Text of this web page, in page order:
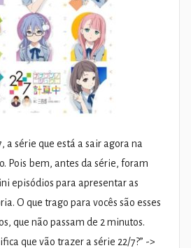
a série que está a sair agora na
Pois bem, antes da série, foram
episódios para apresentar as
O que trago para vocês são esses
que não passam de 2 minutos.
que vão trazer a série 22/7?” ->